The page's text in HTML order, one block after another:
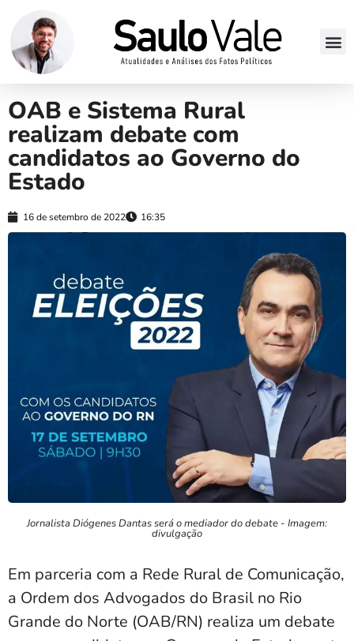
OAB e Sistema Rural
realizam debate com
candidatos ao Governo do
Estado
16 de setembro de 2022 16:35
Jornalista Diógenes Dantas será o mediador do debate - Imagem:
divulgação
Em parceria com a Rede Rural de Comunicação,
a Ordem dos Advogados do Brasil no Rio
Grande do Norte (OAB/RN) realiza um debate